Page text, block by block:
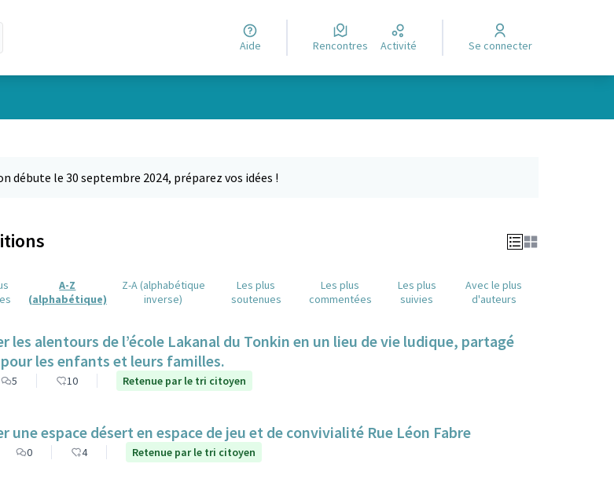
Aide Rencontres Activité Se connecter
débute le 30 septembre 2024, préparez vos idées !
A-Z
(alphabétique)
Z-A (alphabétique
inverse)
Les plus
soutenues
Les plus
commentées
Les plus
suivies
Avec le plus
d'auteurs
les alentours de l’école Lakanal du Tonkin en un lieu de vie ludique, partagé
les enfants et leurs familles.
5 10 Retenue par le tri citoyen
une espace désert en espace de jeu et de convivialité Rue Léon Fabre
0 4 Retenue par le tri citoyen